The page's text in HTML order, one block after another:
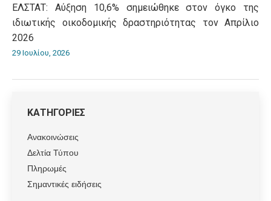
ΕΛΣΤΑΤ: Αύξηση 10,6% σημειώθηκε στον όγκο της
ιδιωτικής οικοδομικής δραστηριότητας τον Απρίλιο
2026
29 Ιουλίου, 2026
ΚΑΤΗΓΟΡΙΕΣ
Ανακοινώσεις
Δελτία Τύπου
Πληρωμές
Σημαντικές ειδήσεις